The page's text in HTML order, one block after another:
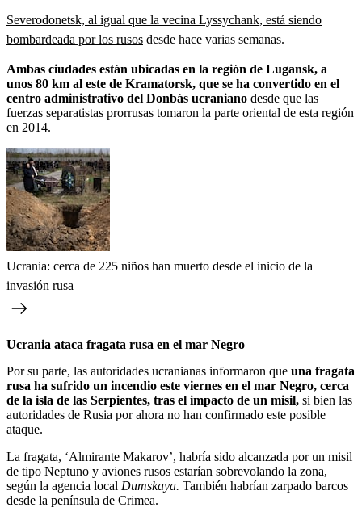
Severodonetsk, al igual que la vecina Lyssychank, está siendo
bombardeada por los rusos desde hace varias semanas.
Ambas ciudades están ubicadas en la región de Lugansk, a
unos 80 km al este de Kramatorsk, que se ha convertido en el
centro administrativo del Donbás ucraniano desde que las
fuerzas separatistas prorrusas tomaron la parte oriental de esta región
en 2014.
Ucrania: cerca de 225 niños han muerto desde el inicio de la
invasión rusa
Ucrania ataca fragata rusa en el mar Negro
Por su parte, las autoridades ucranianas informaron que una fragata
rusa ha sufrido un incendio este viernes en el mar Negro, cerca
de la isla de las Serpientes, tras el impacto de un misil, si bien las
autoridades de Rusia por ahora no han confirmado este posible
ataque.
La fragata, ‘Almirante Makarov’, habría sido alcanzada por un misil
de tipo Neptuno y aviones rusos estarían sobrevolando la zona,
según la agencia local Dumskaya. También habrían zarpado barcos
desde la península de Crimea.